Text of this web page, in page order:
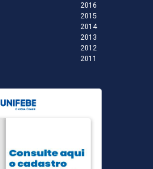
2016
2015
2014
2013
2012
2011